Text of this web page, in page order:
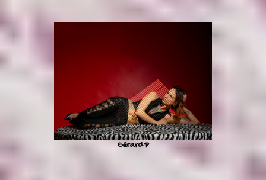
Gérard P